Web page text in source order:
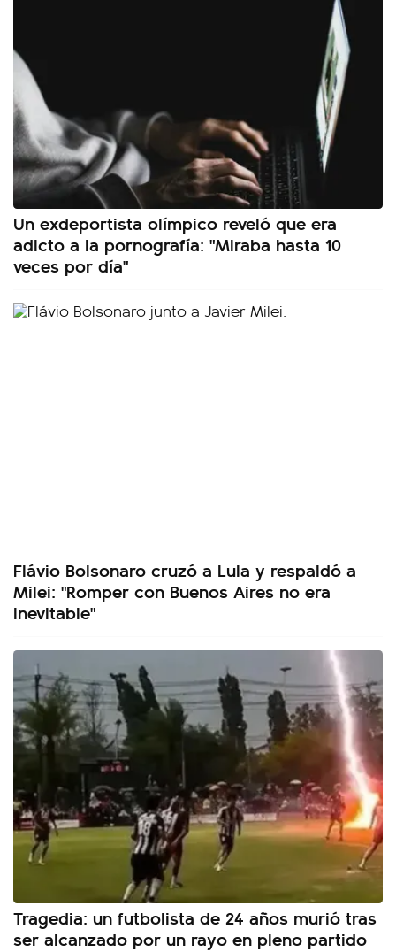
Un exdeportista olímpico reveló que era
adicto a la pornografía: "Miraba hasta 10
veces por día"
Flávio Bolsonaro cruzó a Lula y respaldó a
Milei: "Romper con Buenos Aires no era
inevitable"
Tragedia: un futbolista de 24 años murió tras
ser alcanzado por un rayo en pleno partido